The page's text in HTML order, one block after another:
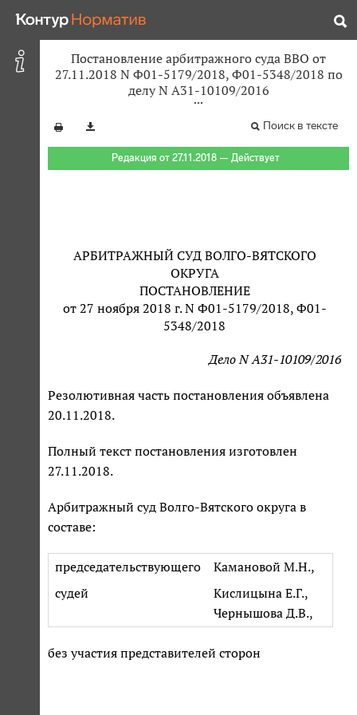
Постановление арбитражного суда ВВО от
27.11.2018 N Ф01-5179/2018, Ф01-5348/2018 по
делу N А31-10109/2016
Поиск в тексте
Редакция от 27.11.2018 — Действует
АРБИТРАЖНЫЙ СУД ВОЛГО-ВЯТСКОГО
ОКРУГА
ПОСТАНОВЛЕНИЕ
от 27 ноября 2018 г. N Ф01-5179/2018, Ф01-
5348/2018
Дело N А31-10109/2016
Резолютивная часть постановления объявлена
20.11.2018.
Полный текст постановления изготовлен
27.11.2018.
Арбитражный суд Волго-Вятского округа в
составе:
председательствующего
Камановой М.Н.,
судей
Кислицына Е.Г.,
Чернышова Д.В.,
без участия представителей сторон